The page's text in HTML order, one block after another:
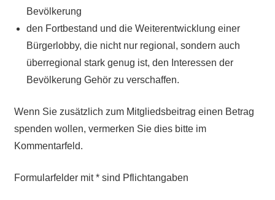
Bevölkerung
den Fortbestand und die Weiterentwicklung einer
Bürgerlobby, die nicht nur regional, sondern auch
überregional stark genug ist, den Interessen der
Bevölkerung Gehör zu verschaffen.
Wenn Sie zusätzlich zum Mitgliedsbeitrag einen Betrag
spenden wollen, vermerken Sie dies bitte im
Kommentarfeld.
Formularfelder mit * sind Pflichtangaben